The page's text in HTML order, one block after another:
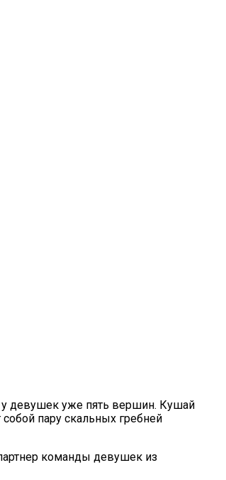
у девушек уже пять вершин. Кушай
пару скальных гребней
команды девушек из